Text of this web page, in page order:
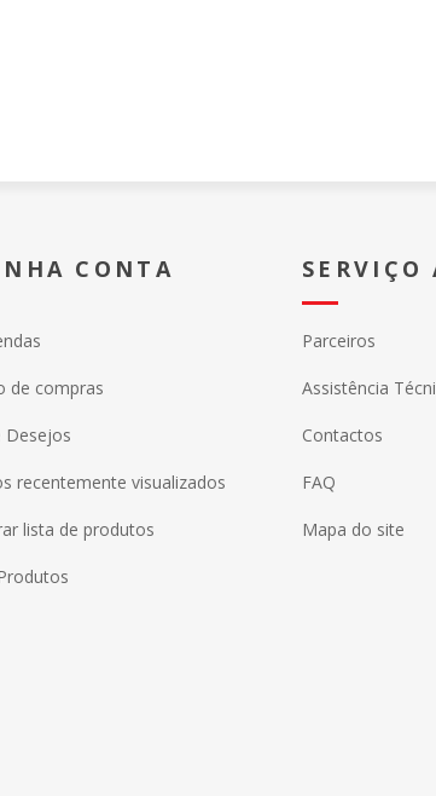
CONTA
de compras
Desejos
recentemente visualizados
lista de produtos
SERVIÇO
Parceiros
Assistência
Contactos
FAQ
Mapa do site